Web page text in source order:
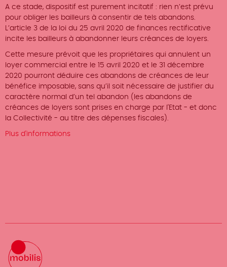
A ce stade, dispositif est purement incitatif : rien n’est prévu
pour obliger les bailleurs à consentir de tels abandons.
L’article 3 de la loi du 25 avril 2020 de finances rectificative
incite les bailleurs à abandonner leurs créances de loyers.
Cette mesure prévoit que les propriétaires qui annulent un
loyer commercial entre le 15 avril 2020 et le 31 décembre
2020 pourront déduire ces abandons de créances de leur
bénéfice imposable, sans qu’il soit nécessaire de justifier du
caractère normal d’un tel abandon (les abandons de
créances de loyers sont prises en charge par l'Etat - et donc
la Collectivité - au titre des dépenses fiscales).
Plus d'informations